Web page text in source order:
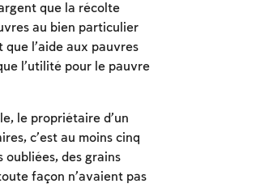
que la récolte
au bien particulier
l’aide aux pauvres
l’utilité pour le pauvre
le propriétaire d’un
c’est au moins cinq
oubliées, des grains
façon n’avaient pas